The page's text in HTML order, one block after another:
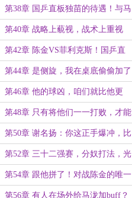
第38章 国乒直板独苗的待遇！与马
泷的夜半加练！
第40章 战略上藐视，战术上重视
第42章 陈金VS菲利克斯！国乒直
板的正名之战！
第44章 是侧旋，我在桌底偷偷加了
侧旋！
第46章 他的球凶，咱们就比他更
凶！
第48章 只有将他们一一打败，才能
成为真正的乒坛新皇！
第50章 谢名扬：你这正手爆冲，比
陈金可弱多了！
第52章 三十二强赛，分奴打法，光
速下班！
第54章 跟他拼了！对战陈金的唯一
战术思路！
第56章 有人在场外给马泷加buff？